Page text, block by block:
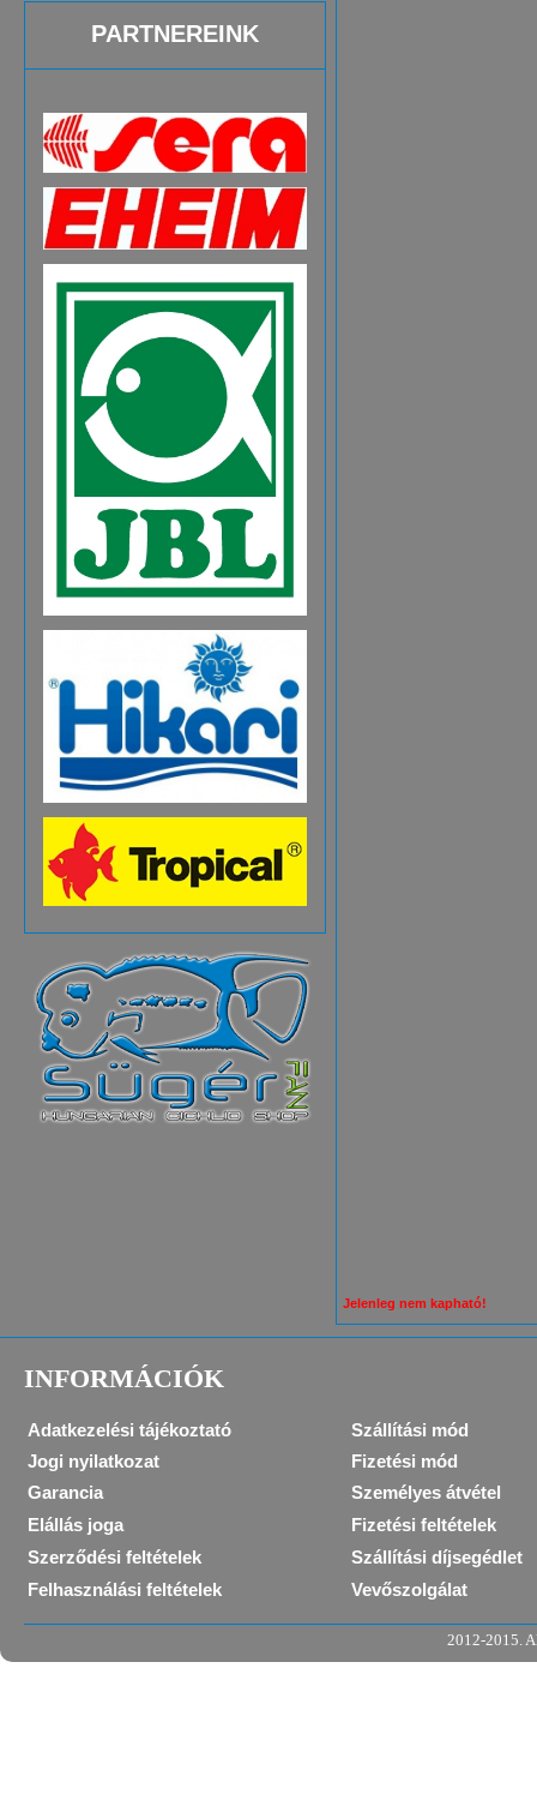
PARTNEREINK
Jelenleg nem kapható!
INFORMÁCIÓK
Adatkezelési tájékoztató
Szállítási mód
Jogi nyilatkozat
Fizetési mód
Garancia
Személyes átvétel
Elállás joga
Fizetési feltételek
Szerződési feltételek
Szállítási díjsegédlet
Felhasználási feltételek
Vevőszolgálat
2012-2015.